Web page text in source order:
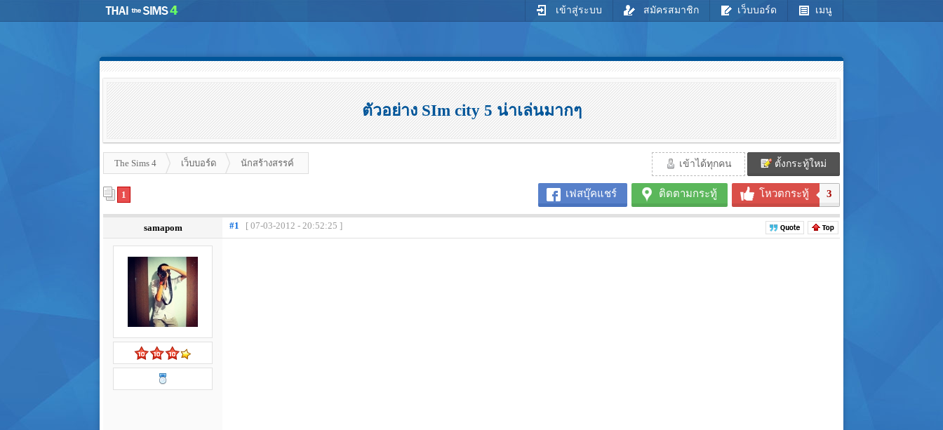
เข้าสู่ระบบ สมัครสมาชิก เว็บบอร์ด เมนู
ตัวอย่าง SIm city 5 น่าเล่นมากๆ
The Sims 4 เว็บบอร์ด นักสร้างสรรค์ เข้าได้ทุกคน ตั้งกระทู้ใหม่
เฟสบุ๊คแชร์ ติดตามกระทู้ โหวตกระทู้ 3
1
samapom #1 [ 07-03-2012 - 20:52:25 ]